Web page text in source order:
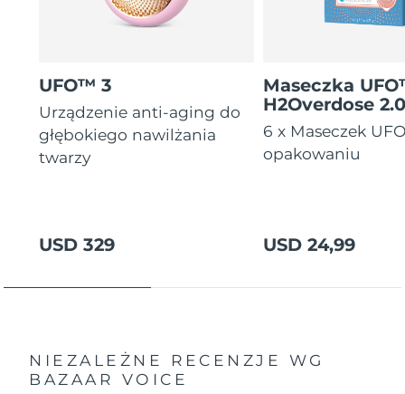
UFO™ 3
Urządzenie anti-aging do
głębokiego nawilżania
twarzy
USD 329
Maseczka
H2Overdose
6 x Maseczek
opakowaniu
USD 24,99
NIEZALEŻNE RECENZJE
WG
BAZAAR VOICE
Oczekiwany czas dostawy
Turcja
Oczekiwany czas dostawy
09/08/2026
Zjednoczone Emiraty
Arabskie
Oczekiwany czas dostawy
09/08/2026
Stany Zjednoczone
Oczekiwany czas dostawy
Wietnam
Oczekiwany czas dostawy
14/08/2026